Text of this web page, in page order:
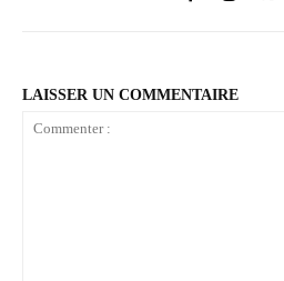
LAISSER UN COMMENTAIRE